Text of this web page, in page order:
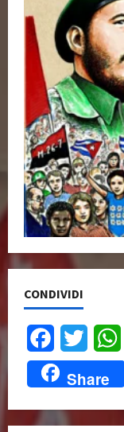
CONDIVIDI
FacebookTwitter
Share